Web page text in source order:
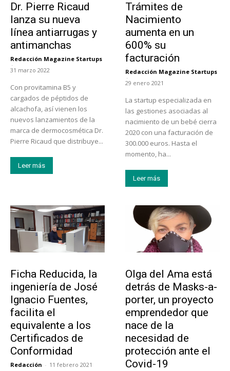
Dr. Pierre Ricaud
lanza su nueva
línea antiarrugas y
antimanchas
Redacción Magazine Startups
-
31 marzo 2022
Con provitamina B5 y
cargados de péptidos de
alcachofa, así vienen los
nuevos lanzamientos de la
marca de dermocosmética Dr.
Pierre Ricaud que distribuye...
Leer más
Trámites de
Nacimiento
aumenta en un
600% su
facturación
Redacción Magazine Startups
-
29 enero 2021
La startup especializada en
las gestiones asociadas al
nacimiento de un bebé cierra
2020 con una facturación de
300.000 euros. Hasta el
momento, ha...
Leer más
Ficha Reducida, la
ingeniería de José
Ignacio Fuentes,
facilita el
equivalente a los
Certificados de
Conformidad
Redacción - 11 febrero 2021
Olga del Ama está
detrás de Masks-a-
porter, un proyecto
emprendedor que
nace de la
necesidad de
protección ante el
Covid-19